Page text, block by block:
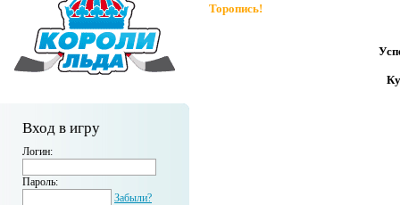
Вход в игру
Логин:
Пароль:
Забыли?
Торопись!